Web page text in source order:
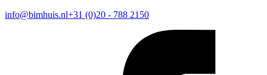
info@bimhuis.nl+31 (0)20 - 788 2150